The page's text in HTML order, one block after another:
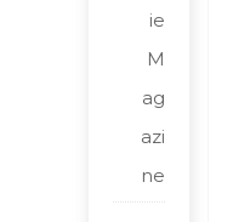
ie
M
ag
azi
ne